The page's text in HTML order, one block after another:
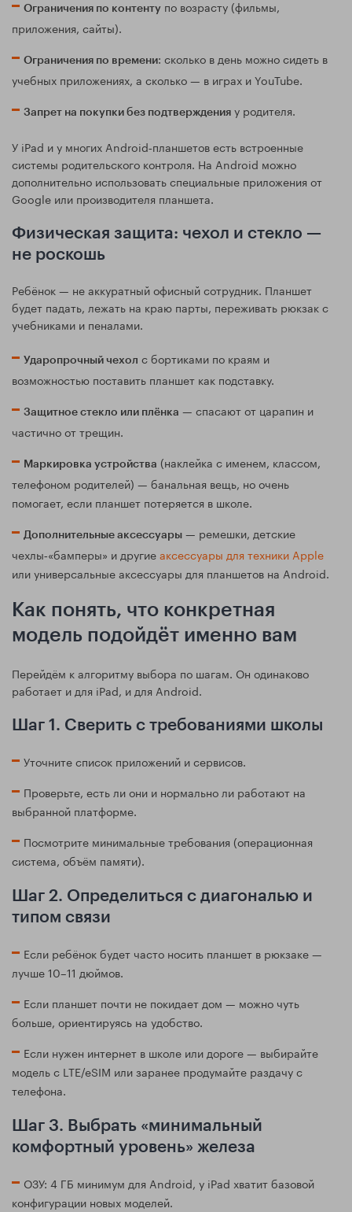
Ограничения по контенту по возрасту (фильмы,
приложения, сайты).
Ограничения по времени: сколько в день можно сидеть в
учебных приложениях, а сколько — в играх и YouTube.
Запрет на покупки без подтверждения у родителя.
У iPad и у многих Android‑планшетов есть встроенные
системы родительского контроля. На Android можно
дополнительно использовать специальные приложения от
Google или производителя планшета.
Физическая защита: чехол и стекло —
не роскошь
Ребёнок — не аккуратный офисный сотрудник. Планшет
будет падать, лежать на краю парты, переживать рюкзак с
учебниками и пеналами.
Ударопрочный чехол с бортиками по краям и
возможностью поставить планшет как подставку.
Защитное стекло или плёнка — спасают от царапин и
частично от трещин.
Маркировка устройства (наклейка с именем, классом,
телефоном родителей) — банальная вещь, но очень
помогает, если планшет потеряется в школе.
Дополнительные аксессуары — ремешки, детские
чехлы‑«бамперы» и другиеаксессуары для техники Apple
или универсальные аксессуары для планшетов на Android.
Как понять, что конкретная
модель подойдёт именно вам
Перейдём к алгоритму выбора по шагам. Он одинаково
работает и для iPad, и для Android.
Шаг 1. Сверить с требованиями школы
Уточните список приложений и сервисов.
Проверьте, есть ли они и нормально ли работают на
выбранной платформе.
Посмотрите минимальные требования (операционная
система, объём памяти).
Шаг 2. Определиться с диагональю и
типом связи
Если ребёнок будет часто носить планшет в рюкзаке —
лучше 10–11 дюймов.
Если планшет почти не покидает дом — можно чуть
больше, ориентируясь на удобство.
Если нужен интернет в школе или дороге — выбирайте
модель с LTE/eSIM или заранее продумайте раздачу с
телефона.
Шаг 3. Выбрать «минимальный
комфортный уровень» железа
ОЗУ: 4 ГБ минимум для Android, у iPad хватит базовой
конфигурации новых моделей.